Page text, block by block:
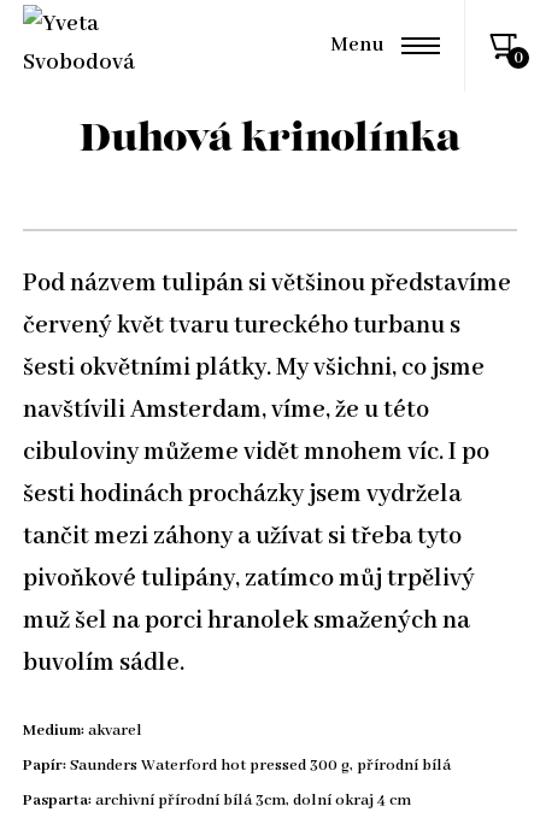
Menu
Duhová krinolínka
Pod názvem tulipán si většinou představíme
červený květ tvaru tureckého turbanu s
šesti okvětními plátky. My všichni, co jsme
navštívili Amsterdam, víme, že u této
cibuloviny můžeme vidět mnohem víc. I po
šesti hodinách procházky jsem vydržela
tančit mezi záhony a užívat si třeba tyto
pivoňkové tulipány, zatímco můj trpělivý
muž šel na porci hranolek smažených na
buvolím sádle.
Medium:akvarel
Papír:Saunders Waterford hot pressed 300 g, přírodní bílá
Pasparta:archivní přírodní bílá 3cm, dolní okraj 4 cm